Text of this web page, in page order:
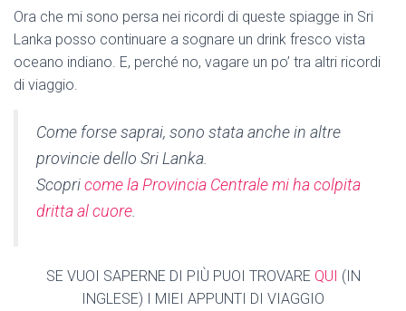
Ora che mi sono persa nei ricordi di queste spiagge in Sri
Lanka posso continuare a sognare un drink fresco vista
oceano indiano. E, perché no, vagare un po’ tra altri ricordi
di viaggio.
Come forse saprai, sono stata anche in altre
provincie dello Sri Lanka.
Scopricome la Provincia Centrale mi ha colpita
dritta al cuore.
SE VUOI SAPERNE DI PIÙ PUOI TROVARE QUI (IN
INGLESE) I MIEI APPUNTI DI VIAGGIO